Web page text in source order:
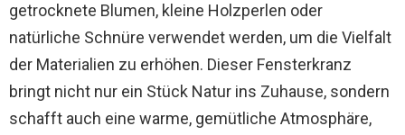
getrocknete Blumen, kleine Holzperlen oder
natürliche Schnüre verwendet werden, um die Vielfalt
der Materialien zu erhöhen. Dieser Fensterkranz
bringt nicht nur ein Stück Natur ins Zuhause, sondern
schafft auch eine warme, gemütliche Atmosphäre,